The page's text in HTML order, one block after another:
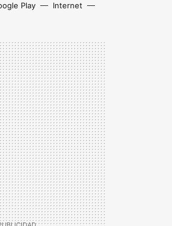
Play
Internet